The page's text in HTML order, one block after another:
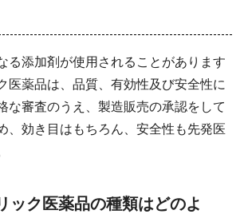
る添加剤が使用されることがあります
医薬品は、品質、有効性及び安全性に
な審査のうえ、製造販売の承認をして
、効き目はもちろん、安全性も先発医
ク医薬品の種類はどのよ